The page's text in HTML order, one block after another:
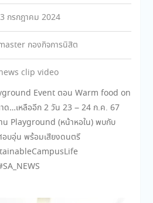
กรกฎาคม 2024
กองกิจการนิสิต
clip video
Event ตอน Warm food on
…เหลืออีก 2 วัน 23 – 24 ก.ค. 67
น Playground (หน้าหอใน) พบกับ
อบอุ่น พร้อมเสียงดนตรี